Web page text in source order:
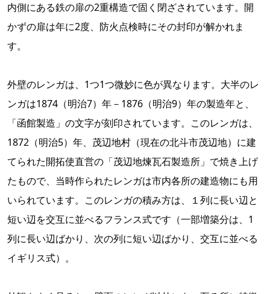
内側にある鉄の扉の2重構造で固く閉ざされています。開
かずの扉は年に2度、防火点検時にその封印が解かれま
す。
外壁のレンガは、1つ1つ微妙に色が異なります。大半のレ
ンガは1874（明治7）年－1876（明治9）年の製造年と、
「函館製造」の文字が刻印されています。このレンガは、
1872（明治5）年、茂辺地村（現在の北斗市茂辺地）に建
てられた開拓使直営の「茂辺地煉瓦石製造所」で焼き上げ
たもので、当時作られたレンガは市内各所の建造物にも用
いられています。このレンガの積み方は、１列に長い辺と
短い辺を交互に並べるフランス式です（一部増築分は、1
列に長い辺ばかり、次の列に短い辺ばかり、交互に並べる
イギリス式）。